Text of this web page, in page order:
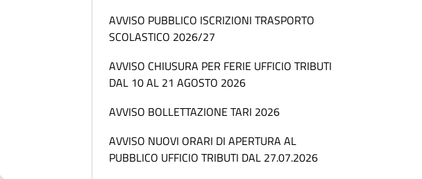
AVVISO PUBBLICO ISCRIZIONI TRASPORTO
SCOLASTICO 2026/27
AVVISO CHIUSURA PER FERIE UFFICIO TRIBUTI
DAL 10 AL 21 AGOSTO 2026
AVVISO BOLLETTAZIONE TARI 2026
AVVISO NUOVI ORARI DI APERTURA AL
PUBBLICO UFFICIO TRIBUTI DAL 27.07.2026